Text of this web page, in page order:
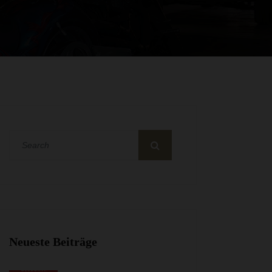
Neueste Beiträge